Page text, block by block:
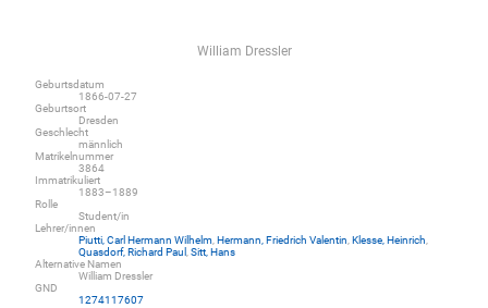
William Dressler
Geburtsdatum
1866-07-27
Geburtsort
Dresden
Geschlecht
männlich
Matrikelnummer
3864
Immatrikuliert
1883–1889
Rolle
Student/in
Lehrer/innen
Piutti, Carl Hermann Wilhelm Hermann, Friedrich Valentin Klesse, Heinrich
Quasdorf, Richard Paul
Sitt, Hans
Alternative Namen
William Dressler
GND
1274117607